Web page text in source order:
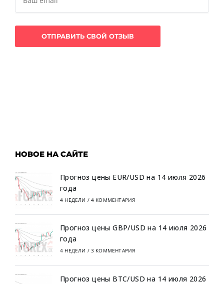
НОВОЕ НА САЙТЕ
Прогноз цены EUR/USD на 14 июля 2026
года
4 НЕДЕЛИ / 4 КОММЕНТАРИЯ
Прогноз цены GBP/USD на 14 июля 2026
года
4 НЕДЕЛИ / 3 КОММЕНТАРИЯ
Прогноз цены BTC/USD на 14 июля 2026